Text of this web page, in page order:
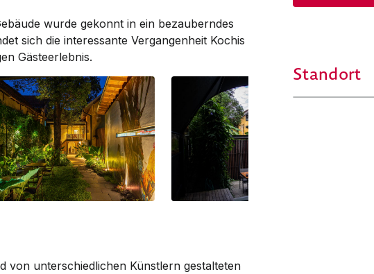
wurde gekonnt in ein bezauberndes
sich die interessante Vergangenheit Kochis
Gästeerlebnis.
von unterschiedlichen Künstlern gestalteten
Standort